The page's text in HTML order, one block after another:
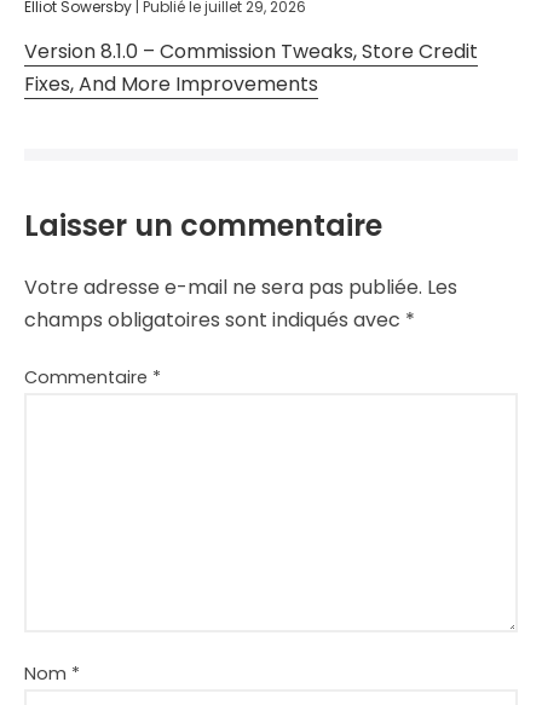
Elliot Sowersby Publié lejuillet 29, 2026
Version 8.1.0 – Commission Tweaks, Store Credit
Fixes, And More Improvements
Laisser un commentaire
Votre adresse e-mail ne sera pas publiée. Les
champs obligatoires sont indiqués avec *
Commentaire *
Nom *